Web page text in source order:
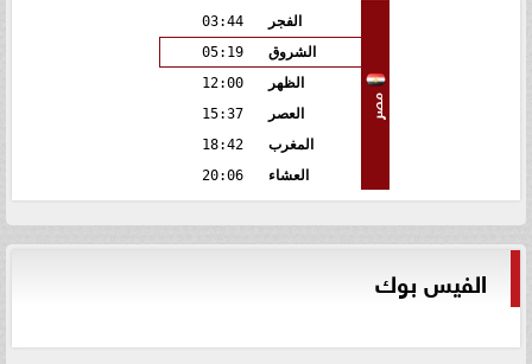
مصر
الفجر
03:44
الشروق
05:19
الظهر
12:00
العصر
15:37
المغرب
18:42
العشاء
20:06
الفيس بوك